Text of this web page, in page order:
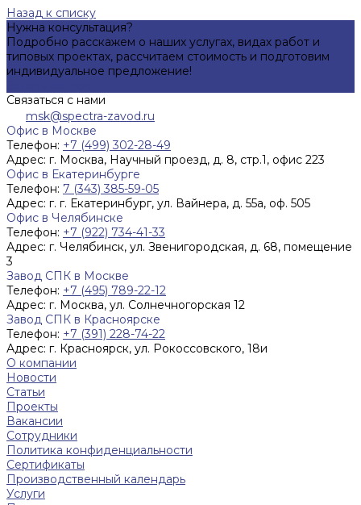
Назад к списку
Нужна консультация?
Подробно расскажем о наших услугах, видах работ и
типовых проектах, рассчитаем стоимость и подготовим
индивидуальное предложение!
Связаться с нами
msk@spectra-zavod.ru
Офис в Москве
Телефон: +7 (499) 302-28-49
Адрес: г. Москва, Научный проезд, д. 8, стр.1, офис 223
Офис в Екатеринбурге
Телефон: 7 (343) 385-59-05
Адрес: г. г. Екатеринбург, ул. Вайнера, д. 55а, оф. 505
Офис в Челябинске
Телефон: +7 (922) 734-41-33
Адрес: г. Челябинск, ул. Звенигородская, д. 68, помещение
3
Завод СПК в Москве
Телефон: +7 (495) 789-22-12
Адрес: г. Москва, ул. Солнечногорская 12
Завод СПК в Красноярске
Телефон: +7 (391) 228-74-22
Адрес: г. Красноярск, ул. Рокоссовского, 18и
О компании
Новости
Статьи
Проекты
Вакансии
Сотрудники
Политика конфиденциальности
Сертификаты
Производственный календарь
Услуги